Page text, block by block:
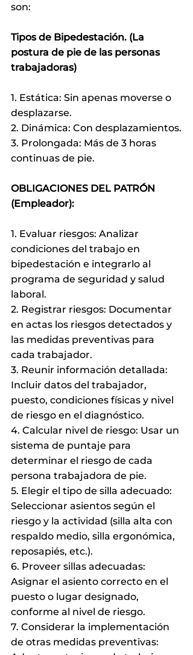
son:
Tipos de Bipedestación. (La
postura de pie de las personas
trabajadoras)
1. Estática: Sin apenas moverse o
desplazarse.
2. Dinámica: Con desplazamientos.
3. Prolongada: Más de 3 horas
continuas de pie.
OBLIGACIONES DEL PATRÓN
(Empleador):
1. Evaluar riesgos: Analizar
condiciones del trabajo en
bipedestación e integrarlo al
programa de seguridad y salud
laboral.
2. Registrar riesgos: Documentar
en actas los riesgos detectados y
las medidas preventivas para
cada trabajador.
3. Reunir información detallada:
Incluir datos del trabajador,
puesto, condiciones físicas y nivel
de riesgo en el diagnóstico.
4. Calcular nivel de riesgo: Usar un
sistema de puntaje para
determinar el riesgo de cada
persona trabajadora de pie.
5. Elegir el tipo de silla adecuado:
Seleccionar asientos según el
riesgo y la actividad (silla alta con
respaldo medio, silla ergonómica,
reposapiés, etc.).
6. Proveer sillas adecuadas:
Asignar el asiento correcto en el
puesto o lugar designado,
conforme al nivel de riesgo.
7. Considerar la implementación
de otras medidas preventivas: